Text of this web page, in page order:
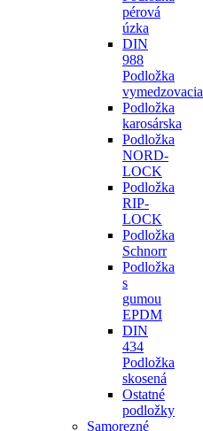
pérová
úzka
DIN
988
Podložka
vymedzovacia
Podložka
karosárska
Podložka
NORD-
LOCK
Podložka
RIP-
LOCK
Podložka
Schnorr
Podložka
s
gumou
EPDM
DIN
434
Podložka
skosená
Ostatné
podložky
Samorezné